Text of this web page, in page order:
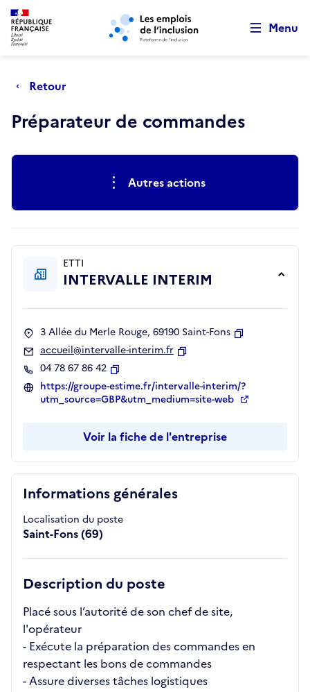
Aller au menu principal Aller au contenu principal
Menu
Retour
Préparateur de commandes
Actions rapidesAutres actions
Informations générales
Localisation du poste
Saint-Fons (69)
Description du poste
Placé sous l’autorité de son chef de site,
l'opérateur
- Exécute la préparation des commandes en
respectant les bons de commandes
- Assure diverses tâches logistiques
ETTI
INTERVALLE INTERIM
3 Allée du Merle Rouge, 69190 Saint-Fons
accueil@intervalle-interim.fr
04 78 67 86 42
Copier
https://groupe-estime.fr/intervalle-interim/?
utm_source=GBP&utm_medium=site-web
Voir la fiche de l'entreprise
Retour au début de la page
Panneau de gestion des cookies